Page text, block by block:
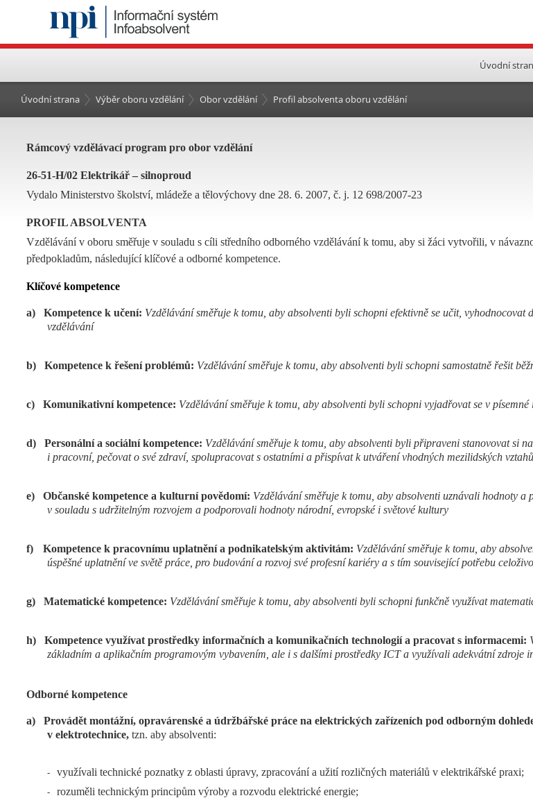
Úvodní
Úvodní strana Výběr oboru vzdělání Obor vzdělání Profil absolventa oboru vzdělání
Rámcový vzdělávací program pro obor vzdělání
26-51-H/02 Elektrikář – silnoproud
Vydalo Ministerstvo školství, mládeže a tělovýchovy dne 28. 6. 2007, č. j. 12 698/2007-23
PROFIL ABSOLVENTA
Vzdělávání v oboru směřuje v souladu s cíli středního odborného vzdělávání k tomu, aby si žáci vytvořili, v
předpokladům, následující klíčové a odborné kompetence.
Klíčové kompetence
a) Kompetence k učení: Vzdělávání směřuje k tomu, aby absolventi byli schopni efektivně se učit,
vzdělávání
b) Kompetence k řešení problémů: Vzdělávání směřuje k tomu, aby absolventi byli schopni samostatně řešit
c) Komunikativní kompetence: Vzdělávání směřuje k tomu, aby absolventi byli schopni vyjadřovat se v
d) Personální a sociální kompetence: Vzdělávání směřuje k tomu, aby absolventi byli připraveni stanovovat si
i pracovní, pečovat o své zdraví, spolupracovat s ostatními a přispívat k utváření vhodných mezilidských vztahů
e) Občanské kompetence a kulturní povědomí: Vzdělávání směřuje k tomu, aby absolventi uznávali hodnoty
v souladu s udržitelným rozvojem a podporovali hodnoty národní, evropské i světové kultury
f) Kompetence k pracovnímu uplatnění a podnikatelským aktivitám: Vzdělávání směřuje k tomu, aby
úspěšné uplatnění ve světě práce, pro budování a rozvoj své profesní kariéry a s tím související potřebu
g) Matematické kompetence: Vzdělávání směřuje k tomu, aby absolventi byli schopni funkčně využívat
h) Kompetence využívat prostředky informačních a komunikačních technologií a pracovat s informacemi:
základním a aplikačním programovým vybavením, ale i s dalšími prostředky ICT a využívali adekvátní zdroje
Odborné kompetence
a)
Provádět montážní, opravárenské a údržbářské práce na elektrických zařízeních pod odborným
v elektrotechnice, tzn. aby absolventi:
- využívali technické poznatky z oblasti úpravy, zpracování a užití rozličných materiálů v elektrikářské praxi;
- rozuměli technickým principům výroby a rozvodu elektrické energie;